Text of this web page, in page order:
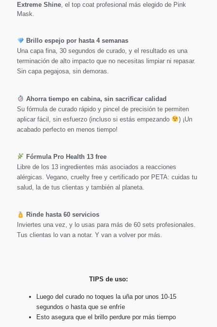
Extreme Shine , el top coat profesional más elegido de Pink
Mask.
Brillo espejo por hasta 4 semanas
Una capa fina, 30 segundos de curado, y el resultado es una
terminación de alto impacto que no necesitas limpiar ni repasar.
Sin capa pegajosa, sin demoras.
Ahorra tiempo en cabina, sin sacrificar calidad
Su fórmula de curado rápido y pincel de precisión te permiten
aplicar fácil, sin esfuerzo (incluso si estás empezando
) ¡Un
acabado perfecto en menos tiempo!
Fórmula Pro Health 13 free
Libre de los 13 ingredientes más asociados a reacciones
alérgicas. Vegano, cruelty free y certificado por PETA: cuidas tu
salud, la de tus clientas y también al planeta.
Rinde hasta 60 servicios
Inviertes una vez, y lo usas para más de 60 sets profesionales.
Tus clientas lo van a notar. Y van a volver por más.
TIPS de uso:
Luego del curado no toques la uña por unos 10-15
segundos o hasta que se enfríe
Esto asegura que el brillo perdure por más tiempo